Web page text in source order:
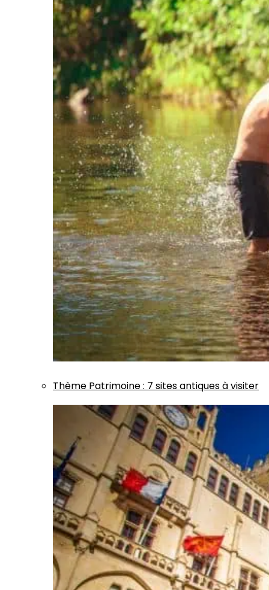
Thème Patrimoine: 7 sites antiques à visiter